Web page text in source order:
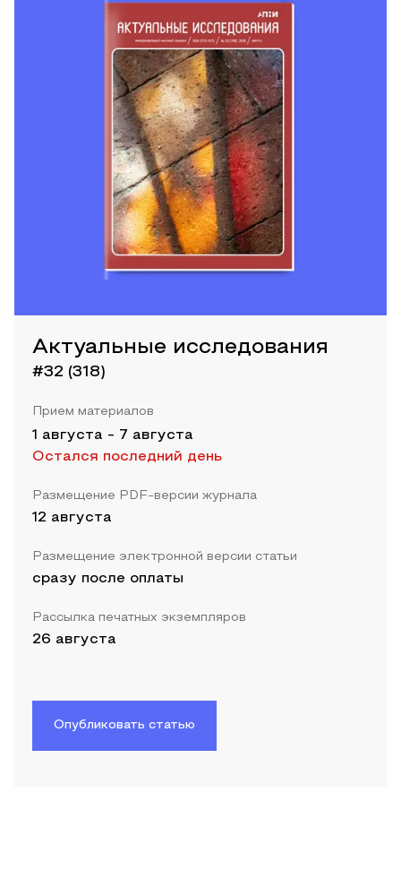
Актуальные исследования
#32 (318)
Прием материалов
1 августа - 7 августа
Остался последний день
Размещение PDF-версии журнала
12 августа
Размещение электронной версии статьи
сразу после оплаты
Рассылка печатных экземпляров
26 августа
Опубликовать статью